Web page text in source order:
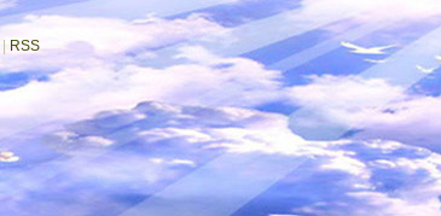
RSS